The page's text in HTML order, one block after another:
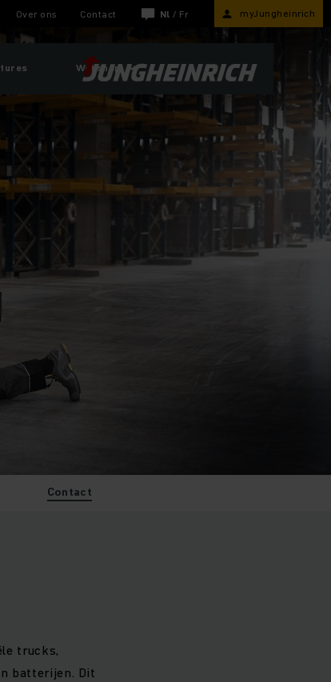
Over ons Contact Nl / Fr myJungheinrich
Webshop
Contact
trucks,
batterijen. Dit